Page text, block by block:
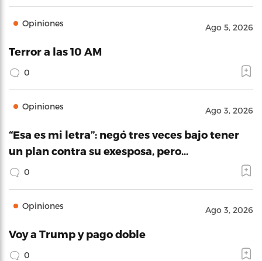
Opiniones Ago 5, 2026
Terror a las 10 AM
0
Opiniones Ago 3, 2026
“Esa es mi letra”: negó tres veces bajo tener
un plan contra su exesposa, pero…
0
Opiniones Ago 3, 2026
Voy a Trump y pago doble
0